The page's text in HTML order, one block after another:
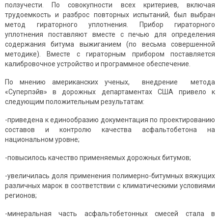
ползучести. По совокупности всех критериев, включая
трудоемкость и разброс повторных испытаний, был выбран
метод гираторного уплотнения. Прибор гираторного
уплотнения поставляют вместе с печью для определения
содержания битума выжиганием (по весьма совершенной
методике). Вместе с гираторным прибором поставляется
калибровочное устройство и программное обеспечение.
По мнению американских ученых, внедрение метода
«Суперпэйв» в дорожных департаментах США привело к
следующим положительным результатам:
-приведена к единообразию документация по проектированию
составов и контролю качества асфальтобетона на
национальном уровне;
-повысилось качество применяемых дорожных битумов;
-увеличилась доля применения полимерно-битумных вяжущих
различных марок в соответствии с климатическими условиями
регионов;
-минеральная часть асфальтобетонных смесей стала в